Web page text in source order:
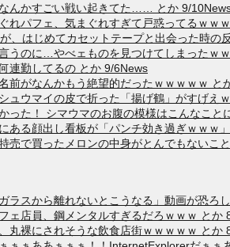
んかすごい戦い起きてた…… とか 9/
れパフェ、気まぐれすぎて戸惑ってるｗｗ
、はじめてカセットテープと出会った時の
うのに…やべェものを見つけてしまったｗ
連勤してるの とか 9/6News
前がなんかもう絶望的だったｗｗｗｗｗ と
ュウマイの皮で折った「揚げ鶴」がすげえ
った！ シマウマのお腹の模様はこんなこと
ある顔出し看板が「パンチ効き過ぎｗｗｗ
特売で買ったメロンの中身がとんでもない
ガラスから離れないとこうなる」動画が恐ろ
ェ店員、鋼メンタルすぎるだろｗｗｗ とか
丸裸にされそうな飲食店街ｗｗｗｗｗ とか